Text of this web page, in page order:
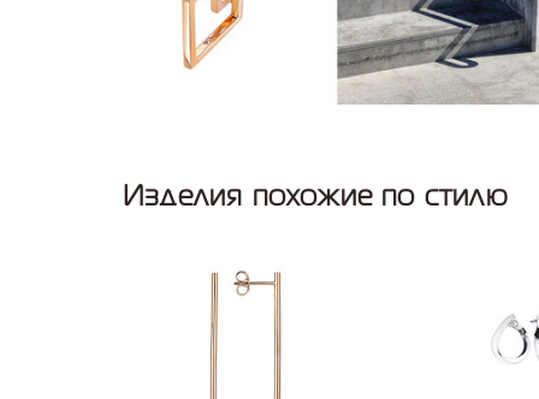
Изделия похожие по стилю